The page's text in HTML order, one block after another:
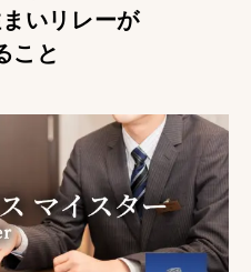
いリレーが
こと